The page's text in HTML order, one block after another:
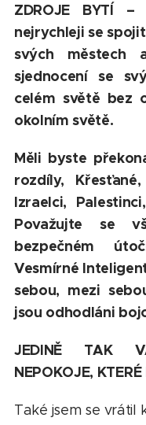
ZDROJE BYTÍ
nejrychleji se
svých
sjednocení se
celém světě bez
okolním světě.
Měli byste
rozdíly,
Izraelci,
Považujte se
bezpečném
Vesmírné
sebou, mezi
jsou odhodláni
JEDINĚ TAK
NEPOKOJE,
Také jsem se vrátil